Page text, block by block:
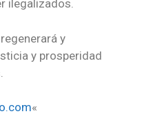
ilegalizados.
y
y prosperidad
«